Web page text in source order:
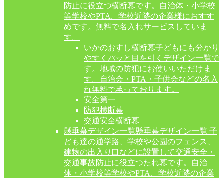
防止に役立つ横断幕です。自治体・小学校
等学校やPTA、学校近隣の企業様におすす
めです。無料で名入れサービスしていま
す。
いかのおすし横断幕子どもにも分かり
やすくパッと目を引くデザイン一覧で
す。地域の防犯にお使いいただけま
す。自治会・PTA・子供会などの名入
れ無料で承っております。
安全第一
防犯横断幕
交通安全横断幕
懸垂幕デザイン一覧懸垂幕デザイン一覧 子
ども達の通学路、学校や公園のフェンス、
建物の出入り口などに設置して交通安全・
交通事故防止に役立つたれ幕です。自治
体・小学校等学校やPTA、学校近隣の企業